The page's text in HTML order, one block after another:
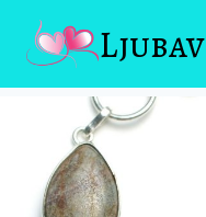
content
Ljubav